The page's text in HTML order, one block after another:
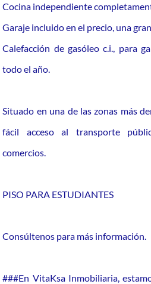
Cocina independiente
Garaje incluido en el precio, una
Calefacción de gasóleo c.i., para
todo el año.
Situado en una de las zonas más
fácil acceso al transporte
comercios.
PISO PARA ESTUDIANTES
Consúltenos para más información.
###En VitaKsa Inmobiliaria,